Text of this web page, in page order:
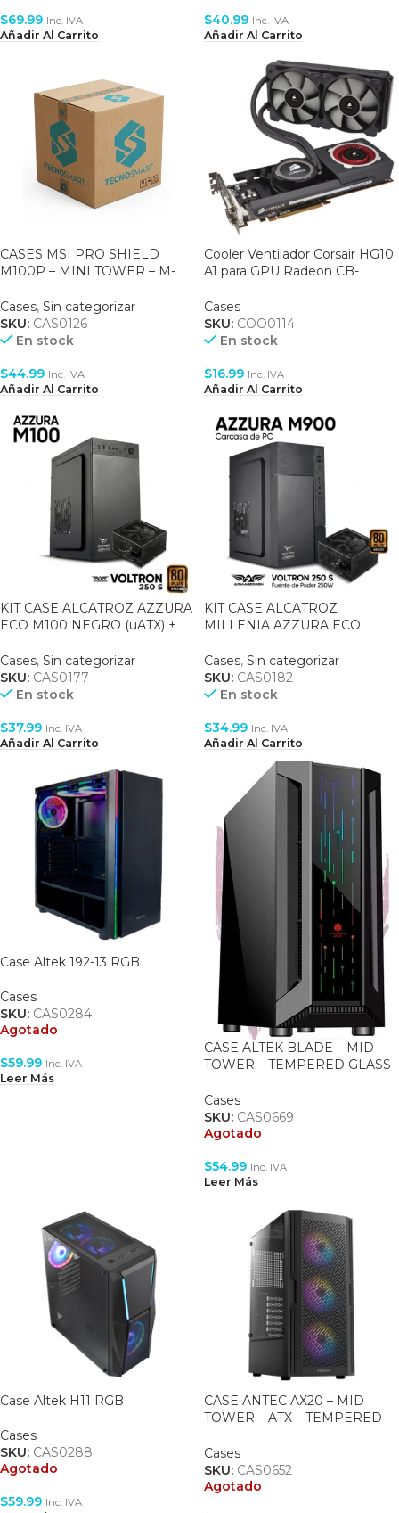
$69.99 Inc. IVA
Añadir Al Carrito
$40.99 Inc. IVA
Añadir Al Carrito
CASES MSI PRO SHIELD
M100P – MINI TOWER – M-
HH9)
Cases, Sin categorizar
SKU: CAS0126
En stock
$44.99 Inc. IVA
Añadir Al Carrito
Cooler Ventilador Corsair HG10
A1 para GPU Radeon CB-
Cases
SKU: COO0114
En stock
$16.99 Inc. IVA
Añadir Al Carrito
KIT CASE ALCATROZ AZZURA
ECO M100 NEGRO (uATX) +
BRONCE
Cases, Sin categorizar
SKU: CAS0177
En stock
$37.99 Inc. IVA
Añadir Al Carrito
KIT CASE ALCATROZ
MILLENIA AZZURA ECO
FUENTE VOLTRON 250W 80+
BRONCE
Cases, Sin categorizar
SKU: CAS0182
En stock
$34.99 Inc. IVA
Añadir Al Carrito
Case Altek 192-13 RGB
Cases
SKU: CAS0284
Agotado
$59.99 Inc. IVA
Leer Más
CASE ALTEK BLADE – MID
TOWER – TEMPERED GLASS
– BLACK
Cases
SKU: CAS0669
Agotado
$54.99 Inc. IVA
Leer Más
Case Altek H11 RGB
Cases
SKU: CAS0288
Agotado
$59.99 Inc. IVA
CASE ANTEC AX20 – MID
TOWER – ATX – TEMPERED
INCLUDED – BLACK
Cases
SKU: CAS0652
Agotado